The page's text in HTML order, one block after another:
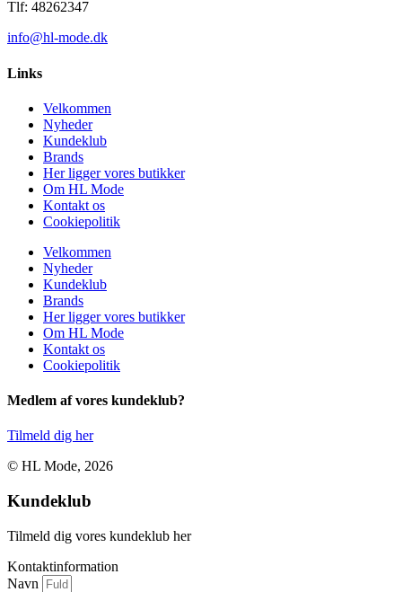
Tlf: 48262347
info@hl-mode.dk
Links
Velkommen
Nyheder
Kundeklub
Brands
Her ligger vores butikker
Om HL Mode
Kontakt os
Cookiepolitik
Velkommen
Nyheder
Kundeklub
Brands
Her ligger vores butikker
Om HL Mode
Kontakt os
Cookiepolitik
Medlem af vores kundeklub?
Tilmeld dig her
© HL Mode, 2026
Kundeklub
Tilmeld dig vores kundeklub her
Kontaktinformation
Navn